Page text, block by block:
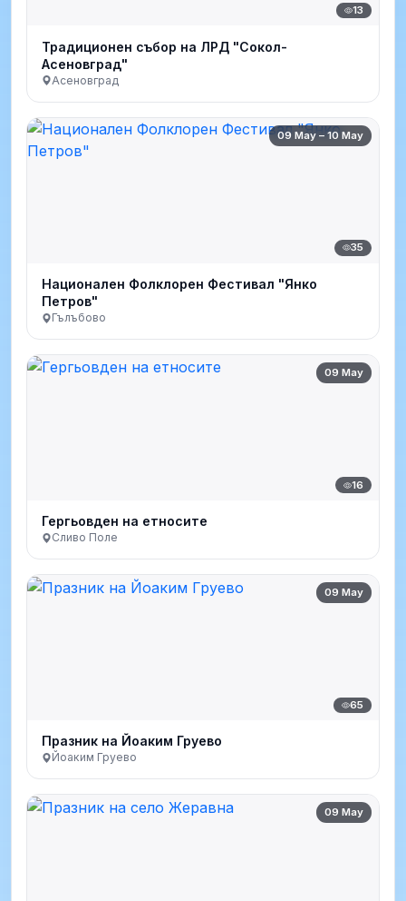
13
Традиционен събор на ЛРД "Сокол-
Асеновград"
Асеновград
09 May – 10 May
35
Национален Фолклорен Фестивал "Янко
Петров"
Гълъбово
09 May
16
Гергьовден на етносите
Сливо Поле
09 May
65
Празник на Йоаким Груево
Йоаким Груево
09 May